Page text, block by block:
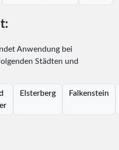
Anwendung bei
Städten und
Elsterberg Falkenstein